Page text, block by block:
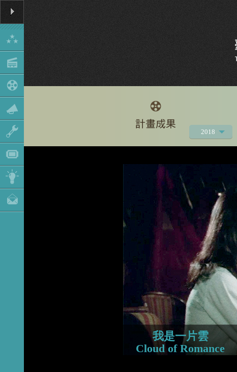
2018
2021
2020
2019
2017
2016
2015
2014
2013
我是一片雲
Cloud of Romance